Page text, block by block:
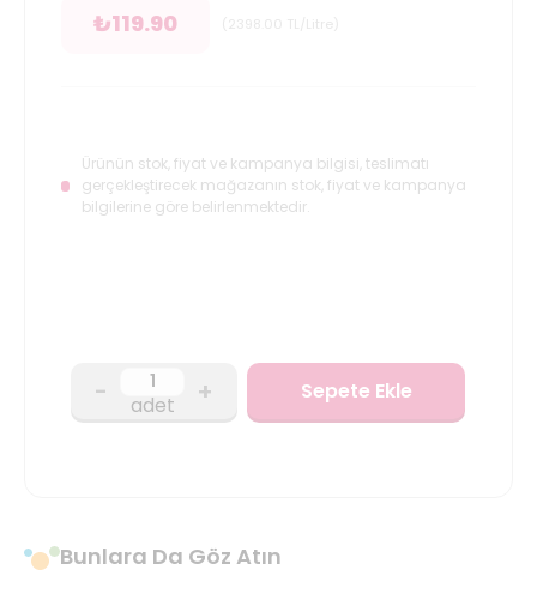
₺119.90
Ürünün stok, fiyat ve kampanya bilgisi, teslimatı
gerçekleştirecek mağazanın stok, fiyat ve kampanya
bilgilerine göre belirlenmektedir.
- adet + Sepete Ekle
Bunlara Da Göz Atın